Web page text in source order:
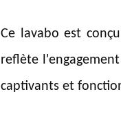
Ce lavabo est
reflète
captivants et